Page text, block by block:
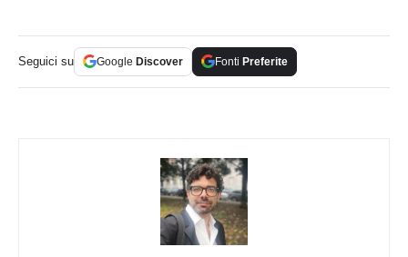
Seguici su Google Discover Fonti Preferite